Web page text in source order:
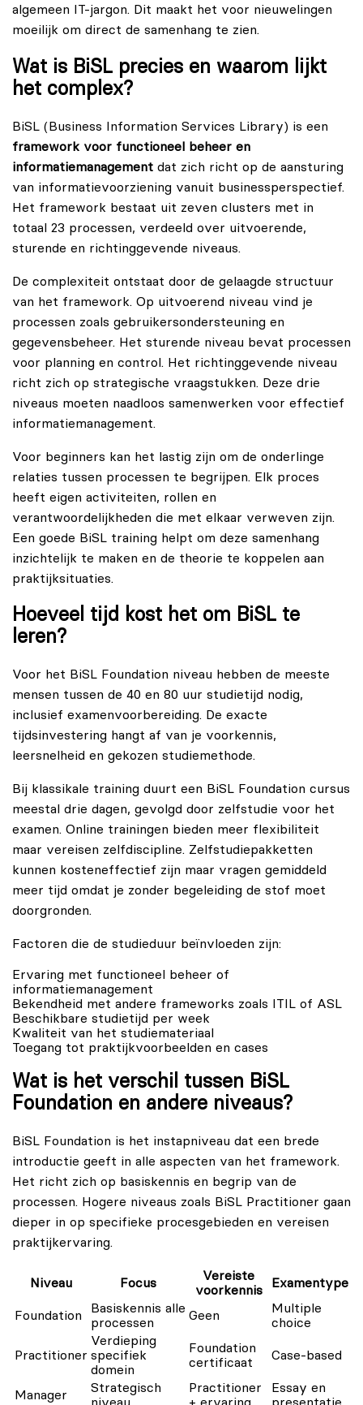
algemeen IT-jargon. Dit maakt het voor nieuwelingen
moeilijk om direct de samenhang te zien.
Wat is BiSL precies en waarom lijkt
het complex?
BiSL (Business Information Services Library) is een
framework voor functioneel beheer en
informatiemanagement dat zich richt op de aansturing
van informatievoorziening vanuit businessperspectief.
Het framework bestaat uit zeven clusters met in
totaal 23 processen, verdeeld over uitvoerende,
sturende en richtinggevende niveaus.
De complexiteit ontstaat door de gelaagde structuur
van het framework. Op uitvoerend niveau vind je
processen zoals gebruikersondersteuning en
gegevensbeheer. Het sturende niveau bevat processen
voor planning en control. Het richtinggevende niveau
richt zich op strategische vraagstukken. Deze drie
niveaus moeten naadloos samenwerken voor effectief
informatiemanagement.
Voor beginners kan het lastig zijn om de onderlinge
relaties tussen processen te begrijpen. Elk proces
heeft eigen activiteiten, rollen en
verantwoordelijkheden die met elkaar verweven zijn.
Een goede BiSL training helpt om deze samenhang
inzichtelijk te maken en de theorie te koppelen aan
praktijksituaties.
Hoeveel tijd kost het om BiSL te
leren?
Voor het BiSL Foundation niveau hebben de meeste
mensen tussen de 40 en 80 uur studietijd nodig,
inclusief examenvoorbereiding. De exacte
tijdsinvestering hangt af van je voorkennis,
leersnelheid en gekozen studiemethode.
Bij klassikale training duurt een BiSL Foundation cursus
meestal drie dagen, gevolgd door zelfstudie voor het
examen. Online trainingen bieden meer flexibiliteit
maar vereisen zelfdiscipline. Zelfstudiepakketten
kunnen kosteneffectief zijn maar vragen gemiddeld
meer tijd omdat je zonder begeleiding de stof moet
doorgronden.
Factoren die de studieduur beïnvloeden zijn:
Ervaring met functioneel beheer of
informatiemanagement
Bekendheid met andere frameworks zoals ITIL of ASL
Beschikbare studietijd per week
Kwaliteit van het studiemateriaal
Toegang tot praktijkvoorbeelden en cases
Wat is het verschil tussen BiSL
Foundation en andere niveaus?
BiSL Foundation is het instapniveau dat een brede
introductie geeft in alle aspecten van het framework.
Het richt zich op basiskennis en begrip van de
processen. Hogere niveaus zoals BiSL Practitioner gaan
dieper in op specifieke procesgebieden en vereisen
praktijkervaring.
Niveau Focus
Vereiste
voorkennis
Examentype
Foundation
Basiskennis alle
processen
Geen
Multiple
choice
Practitioner
Verdieping
specifiek
domein
Foundation
certificaat
Case-based
Manager
Strategisch
Practitioner
Essay en